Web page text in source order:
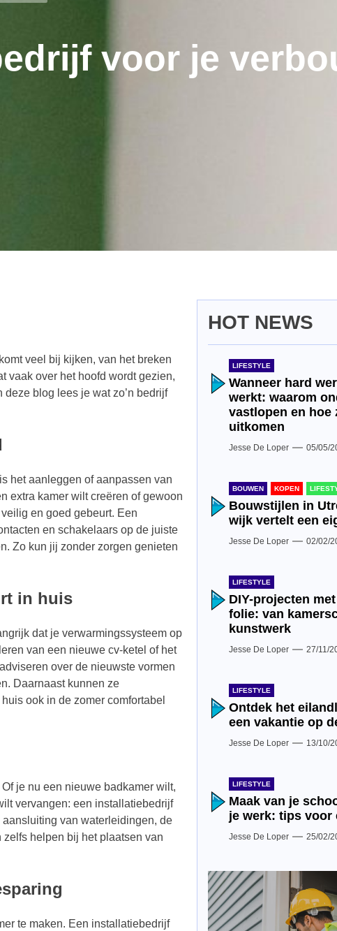
voor je
veel bij kijken, van het breken
vaak over het hoofd wordt gezien,
deze blog lees je wat zo’n bedrijf
het aanleggen of aanpassen van
extra kamer wilt creëren of gewoon
en goed gebeurt. Een
en schakelaars op de juiste
Zo kun jij zonder zorgen genieten
in huis
dat je verwarmingssysteem op
van een nieuwe cv-ketel of het
over de nieuwste vormen
Daarnaast kunnen ze
ook in de zomer comfortabel
je nu een nieuwe badkamer wilt,
vervangen: een installatiebedrijf
van waterleidingen, de
helpen bij het plaatsen van
te maken. Een installatiebedrijf
HOT NEWS
LIFESTYLE
Wanneer hard
werkt: waarom
vastlopen en hoe
uitkomen
Jesse De Loper 05/05/
BOUWEN KOPEN
Bouwstijlen in
wijk vertelt een
Jesse De Loper 02/02/
LIFESTYLE
DIY-projecten
folie: van
kunstwerk
Jesse De Loper 27/11/
LIFESTYLE
Ontdek het
een vakantie op
Jesse De Loper 13/10/
LIFESTYLE
Maak van je
je werk: tips voor
Jesse De Loper 25/02/